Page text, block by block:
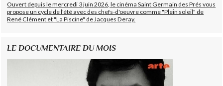
Ouvert depuis le mercredi 3 juin 2026, le cinéma Saint Germain des Prés vous
propose un cycle de l'été avec des chefs-d'oeuvre comme "Plein soleil" de
René Clément et "La Piscine" de Jacques Deray.
LE DOCUMENTAIRE DU MOIS